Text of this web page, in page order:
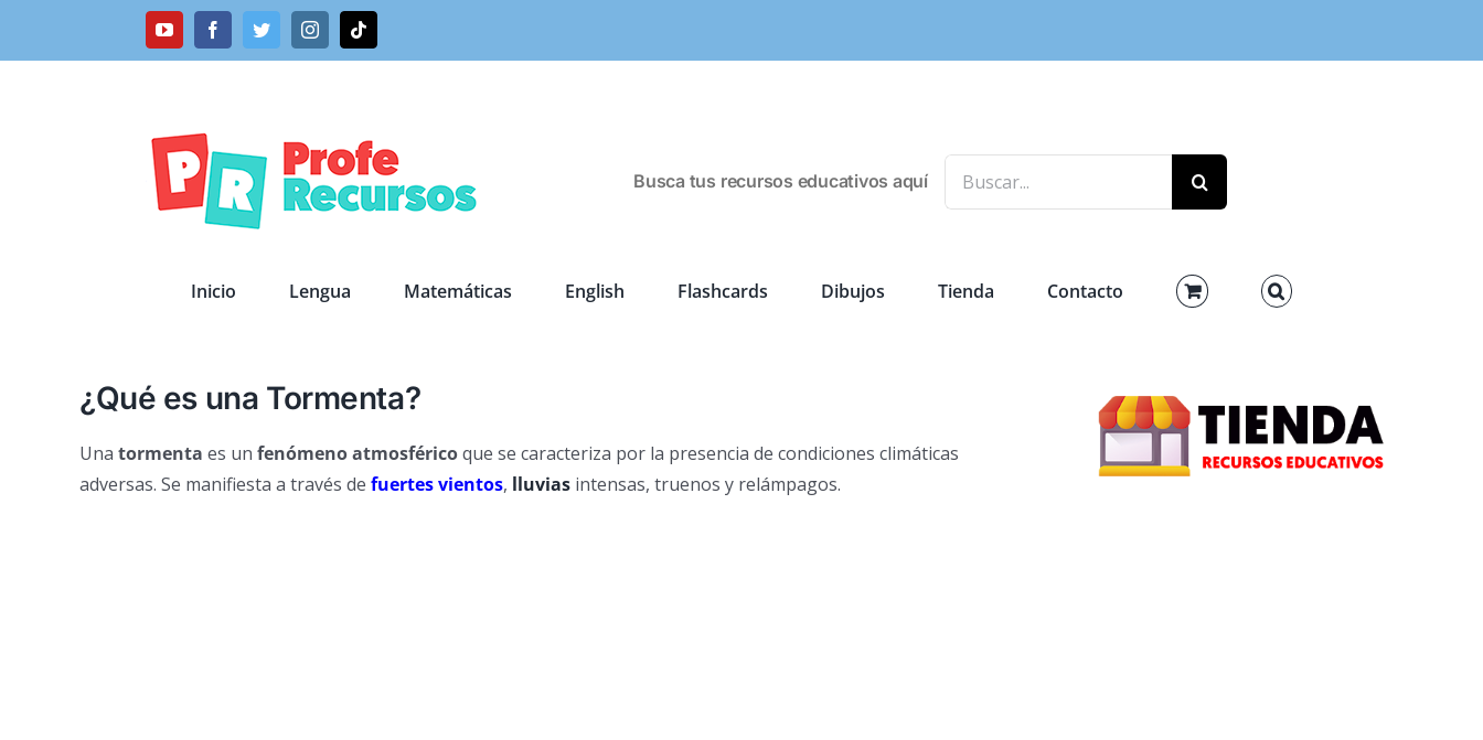
YouTubeFacebookTwitterInstagramTiktok
Busca tus recursos educativos aquí
Inicio Lengua Matemáticas English Flashcards Dibujos Tienda Contacto
¿Qué es una Tormenta?
Una tormenta es un fenómeno atmosféricoque se caracteriza por la presencia de condiciones climáticas
adversas. Se manifiesta a través de fuertes vientos, lluvias intensas, truenos y relámpagos.